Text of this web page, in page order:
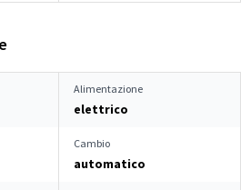
Alimentazione
elettrico
Cambio
automatico